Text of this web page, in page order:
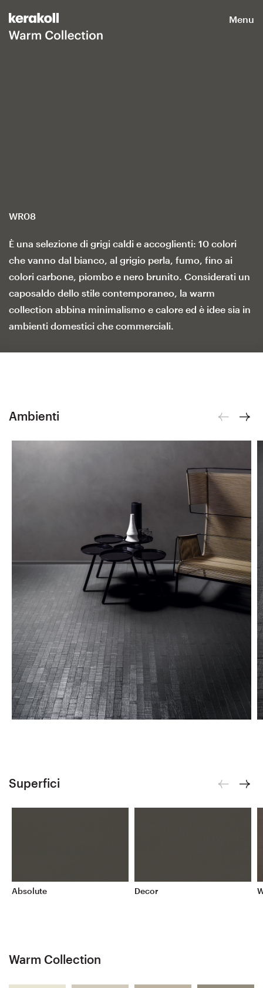
Menu
WR08
È una selezione di grigi caldi e accoglienti: 10 colori
che vanno dal bianco, al grigio perla, fumo, fino ai
colori carbone, piombo e nero brunito. Considerati un
caposaldo dello stile contemporaneo, la warm
collection abbina minimalismo e calore ed è idee sia in
ambienti domestici che commerciali.
Ambienti
Superfici
Absolute Decor
Warm Collection